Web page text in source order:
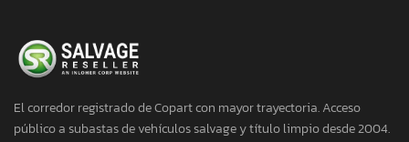
El corredor registrado de Copart con mayor trayectoria. Acceso
público a subastas de vehículos salvage y título limpio desde 2004.